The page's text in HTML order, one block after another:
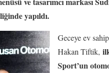
yapıldı.
Geceye ev
Hakan Tiftik,
Sport’un